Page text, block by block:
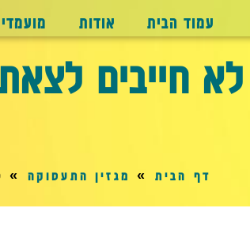
עמוד הבית אודות
חייבים
דף הבית » מגזין התעסוקה »